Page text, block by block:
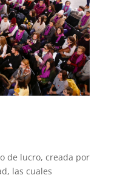
de lucro, creada por
las cuales